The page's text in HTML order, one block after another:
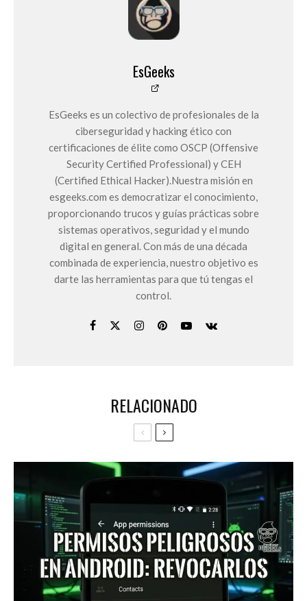
EsGeeks
EsGeeks es un colectivo de profesionales de la
ciberseguridad y hacking ético con
certificaciones de élite como OSCP (Offensive
Security Certified Professional) y CEH
(Certified Ethical Hacker).Nuestra misión en
esgeeks.com es democratizar el conocimiento,
proporcionando trucos y guías prácticas sobre
sistemas operativos, seguridad y el mundo
digital en general. Con más de una década
combinada de experiencia, nuestro objetivo es
darte las herramientas para que tú tengas el
control.
RELACIONADO